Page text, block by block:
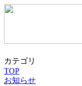
カテゴリ
TOP
お知らせ